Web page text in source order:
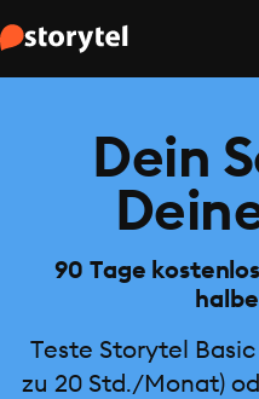
Dein
90 Tage
Teste Storytel
zu 20 Std./Monat)